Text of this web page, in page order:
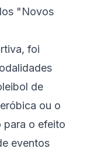
"Novos
foi
de
ou o
para o efeito
eventos